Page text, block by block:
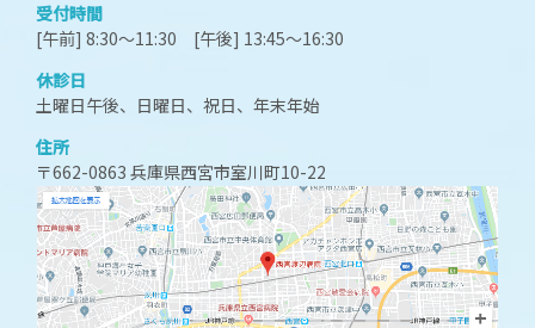
受付時間
[午前] 8:30～11:30 [午後] 13:45～16:30
休診日
土曜日午後、日曜日、祝日、年末年始
住所
〒662-0863 兵庫県西宮市室川町10-22